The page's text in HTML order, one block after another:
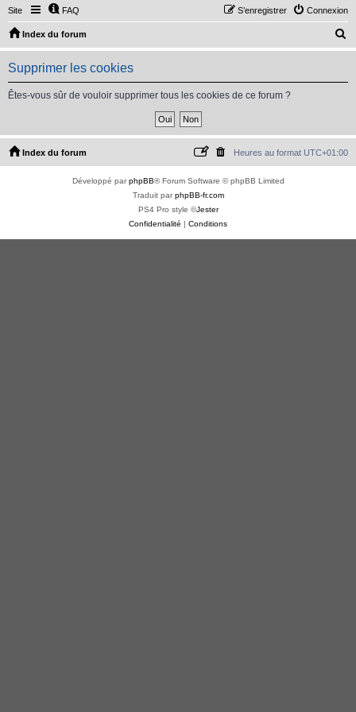
Site FAQ Connexion
S’enregistrer
Index du forum
e
h
Supprimer les cookies
Êtes-vous sûr de vouloir supprimer tous les cookies de ce forum ?
Index du forum Heures au format UTC+01:00
Développé parphpBB® Forum Software © phpBB Limited
Traduit parphpBB-fr.com
PS4 Pro style ©Jester
Confidentialité | Conditions